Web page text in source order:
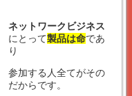
ネットワークビジネス
にとって製品は命であ
り
参加する人全てがその
だからです。